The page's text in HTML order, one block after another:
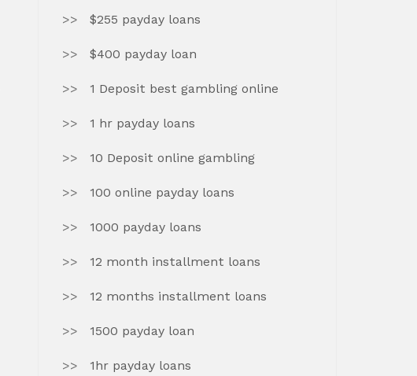
$255 payday loans
$400 payday loan
1 Deposit best gambling online
1 hr payday loans
10 Deposit online gambling
100 online payday loans
1000 payday loans
12 month installment loans
12 months installment loans
1500 payday loan
1hr payday loans